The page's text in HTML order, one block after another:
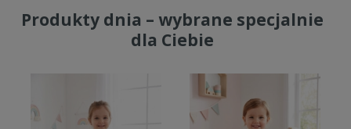
Produkty dnia – wybrane specjalnie
dla Ciebie